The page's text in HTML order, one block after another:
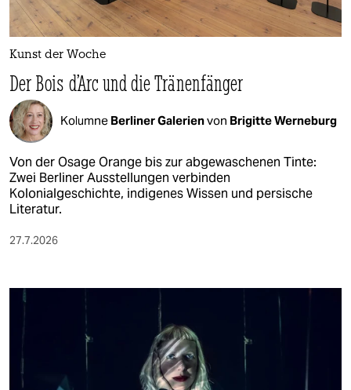
Kunst der Woche
Der Bois d’Arc und die Tränenfänger
Kolumne Berliner Galerienvon Brigitte Werneburg
Von der Osage Orange bis zur abgewaschenen Tinte:
Zwei Berliner Ausstellungen verbinden
Kolonialgeschichte, indigenes Wissen und persische
Literatur.
27.7.2026